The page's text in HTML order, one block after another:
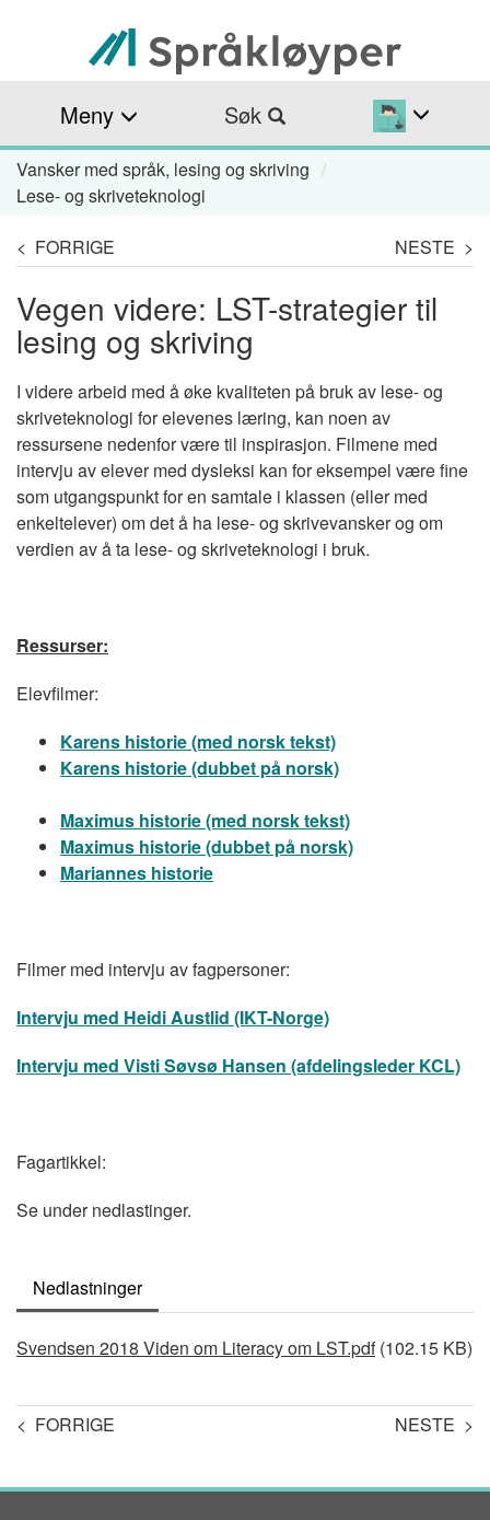
hovedinnhold
Meny Søk
Navigasjonssti
Vansker med språk, lesing og skriving
Lese- og skriveteknologi
< FORRIGE NESTE >
Vegen videre: LST-strategier til
lesing og skriving
I videre arbeid med å øke kvaliteten på bruk av lese- og
skriveteknologi for elevenes læring, kan noen av
ressursene nedenfor være til inspirasjon. Filmene med
intervju av elever med dysleksi kan for eksempel være fine
som utgangspunkt for en samtale i klassen (eller med
enkeltelever) om det å ha lese- og skrivevansker og om
verdien av å ta lese- og skriveteknologi i bruk.
Ressurser:
Elevfilmer:
Karens historie (med norsk tekst)
Karens historie (dubbet på norsk)
Maximus historie (med norsk tekst)
Maximus historie (dubbet på norsk)
Mariannes historie
Filmer med intervju av fagpersoner:
Intervju med Heidi Austlid (IKT-Norge)
Intervju med Visti Søvsø Hansen (afdelingsleder KCL)
Fagartikkel:
Se under nedlastinger.
Nedlastninger
Document
Svendsen 2018 Viden om Literacy om LST.pdf (102.15 KB)
< FORRIGE NESTE >